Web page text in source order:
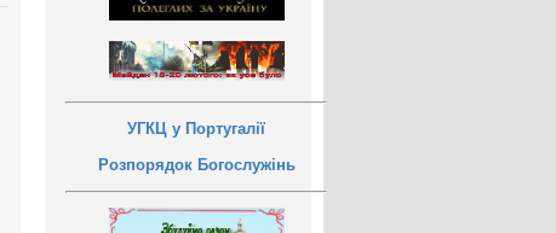
УГКЦ у Португалії
Розпорядок Богослужінь